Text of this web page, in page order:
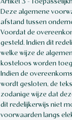
Artikel 3 -
Deze algemene
afstand tussen
Voordat de
gesteld. Indien dit
welke wijze de
kosteloos worden
Indien de
wordt gesloten, de
zodanige wijze dat
dit redelijkerwijs niet
voorwaarden langs